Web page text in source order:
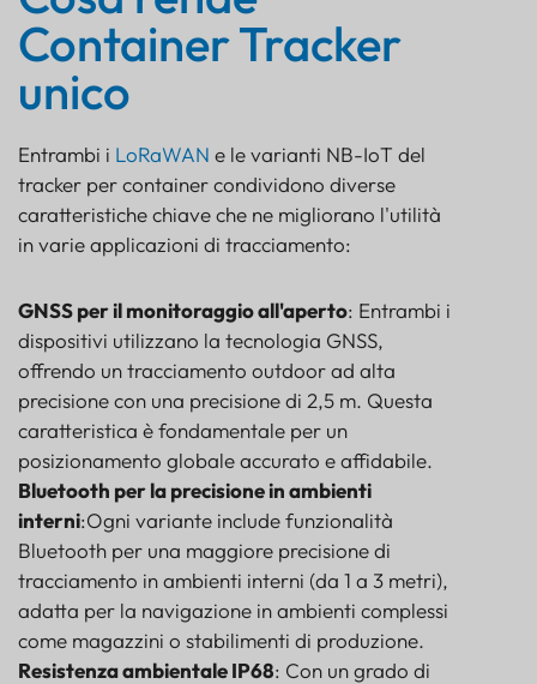
Container Tracker
unico
Entrambi i LoRaWAN e le varianti NB-IoT del
tracker per container condividono diverse
caratteristiche chiave che ne migliorano l'utilità
in varie applicazioni di tracciamento:
GNSS per il monitoraggio all'aperto: Entrambi i
dispositivi utilizzano la tecnologia GNSS,
offrendo un tracciamento outdoor ad alta
precisione con una precisione di 2,5 m. Questa
caratteristica è fondamentale per un
posizionamento globale accurato e affidabile.
Bluetooth per la precisione in ambienti
interni:Ogni variante include funzionalità
Bluetooth per una maggiore precisione di
tracciamento in ambienti interni (da 1 a 3 metri),
adatta per la navigazione in ambienti complessi
come magazzini o stabilimenti di produzione.
Resistenza ambientale IP68: Con un grado di